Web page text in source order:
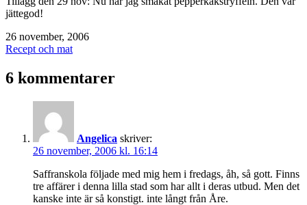
jättegod!
Publicerat
den
26 november, 2006
Kategoriserat
Recept och mat
6 kommentarer
Angelica skriver:
26 november, 2006 kl. 16:14
Saffranskola följade med mig hem i fredags, åh, så gott. Finns
tre affärer i denna lilla stad som har allt i deras utbud. Men det
kanske inte är så konstigt. inte långt från Åre.